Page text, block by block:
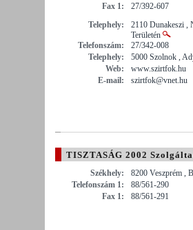
Fax 1:
27/392-607
Telephely:
2110 Dunakeszi ,
Területén
Telefonszám:
27/342-008
Telephely:
5000 Szolnok ,
Web:
www.szirtfok.hu
E-mail:
szirtfok@vnet.hu
TISZTASÁG 2002
Székhely:
8200 Veszprém ,
Telefonszám 1:
88/561-290
Fax 1:
88/561-291